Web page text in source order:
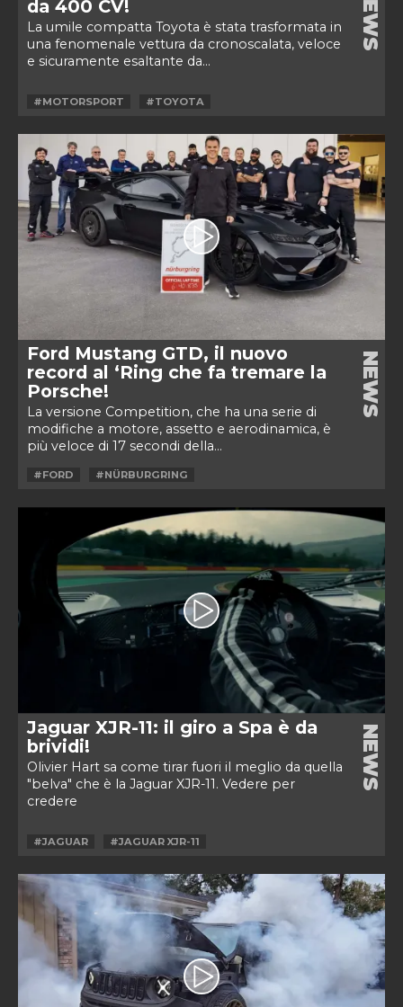
da 400 CV!
La umile compatta Toyota è stata trasformata in
una fenomenale vettura da cronoscalata, veloce
e sicuramente esaltante da...
NEWS
#MOTORSPORT #TOYOTA
Ford Mustang GTD, il nuovo
record al ‘Ring che fa tremare la
Porsche!
La versione Competition, che ha una serie di
modifiche a motore, assetto e aerodinamica, è
più veloce di 17 secondi della...
NEWS
#FORD #NÜRBURGRING
Jaguar XJR-11: il giro a Spa è da
brividi!
Olivier Hart sa come tirar fuori il meglio da quella
"belva" che è la Jaguar XJR-11. Vedere per
credere
NEWS
#JAGUAR #JAGUAR XJR-11